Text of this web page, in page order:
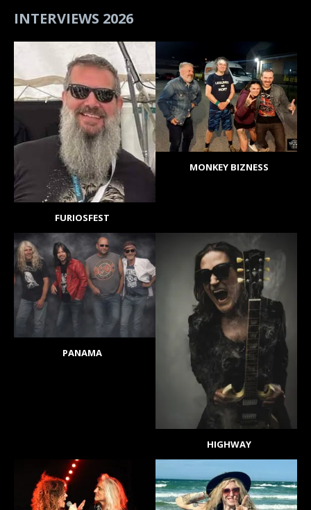
INTERVIEWS 2026
FURIOSFEST
MONKEY BIZNESS
PANAMA
HIGHWAY